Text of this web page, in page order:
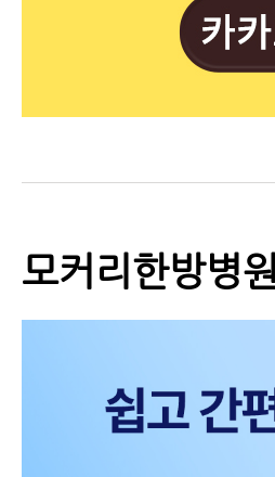
모커리한방병